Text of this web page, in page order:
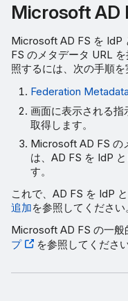
Microsoft AD
Microsoft AD FS を IdP
FS のメタデータ URL
照するには、次の手順を
Federation
画面に表示される指
取得します。
Microsoft AD FS の
は、AD FS を IdP
す。
これで、AD FS を IdP
追加を参照してください
Microsoft AD FS の一般
プ
を参照してください